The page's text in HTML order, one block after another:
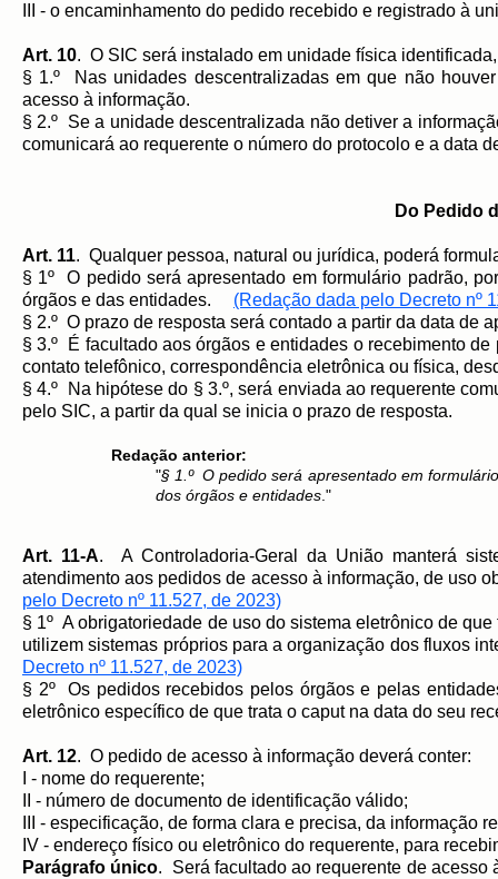
III - o encaminhamento do pedido recebido e registrado à
Art. 10. O SIC será instalado em unidade física
§ 1.º Nas unidades descentralizadas em que não
acesso à informação.
§ 2.º Se a unidade descentralizada não detiver a
comunicará ao requerente o número do protocolo e a data
Do Pedido
Art. 11. Qualquer pessoa, natural ou jurídica, poderá
§ 1º O pedido será apresentado em formulário padrão,
órgãos e das entidades. (Redação dada pelo Decreto nº
§ 2.º O prazo de resposta será contado a partir da data de
§ 3.º É facultado aos órgãos e entidades o recebimento
contato telefônico, correspondência eletrônica ou física,
§ 4.º Na hipótese do § 3.º, será enviada ao requerente
pelo SIC, a partir da qual se inicia o prazo de resposta.
Redação anterior:
"§ 1.º O pedido será apresentado em
dos órgãos e entidades ."
Art. 11-A. A Controladoria-Geral da União manterá
atendimento aos pedidos de acesso à informação, de uso
pelo Decreto nº 11.527, de 2023)
§ 1º A obrigatoriedade de uso do sistema eletrônico de
utilizem sistemas próprios para a organização dos fluxos
Decreto nº 11.527, de 2023)
§ 2º Os pedidos recebidos pelos órgãos e pelas
eletrônico específico de que trata o caput na data do seu
Art. 12. O pedido de acesso à informação deverá conter:
I - nome do requerente;
II - número de documento de identificação válido;
III - especificação, de forma clara e precisa, da informação
IV - endereço físico ou eletrônico do requerente, para
Parágrafo único. Será facultado ao requerente de acesso